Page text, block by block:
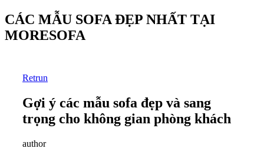
CÁC MẪU SOFA ĐẸP NHẤT TẠI
MORESOFA
Retrun
Gợi ý các mẫu sofa đẹp và sang
trọng cho không gian phòng khách
author